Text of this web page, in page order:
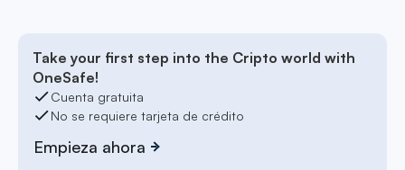
Take your first step into the Cripto world with
OneSafe!
Cuenta gratuita
No se requiere tarjeta de crédito
Empieza ahora